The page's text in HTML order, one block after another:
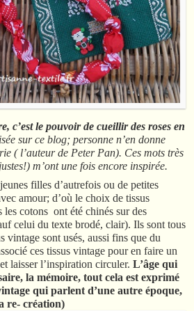
c’est le pouvoir de cueillir des roses en
sur ce blog; personne n’en donne
( l’auteur de Peter Pan). Ces mots très
m’ont une fois encore inspirée.
filles d’autrefois ou de petites
amour; d’où le choix de tissus
les cotons ont été chinés sur des
celui du texte brodé, clair). Ils sont tous
vintage sont usés, aussi fins que du
ces tissus vintage pour en faire un
laisser l’inspiration circuler. L’âge qui
la mémoire, tout cela est exprimé
qui parlent d’une autre époque,
re- création)